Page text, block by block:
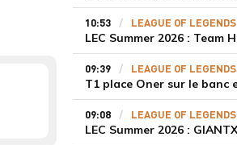
10:53 LEAGUE OF LEGENDS
09:39 LEAGUE OF LEGENDS
09:08 LEAGUE OF LEGENDS